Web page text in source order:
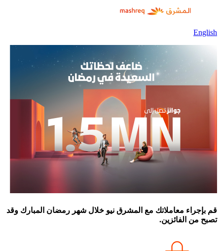
بإجراء معاملاتك مع المشرق نيو خلال شهر رمضان المبارك وقد
من الفائزين.